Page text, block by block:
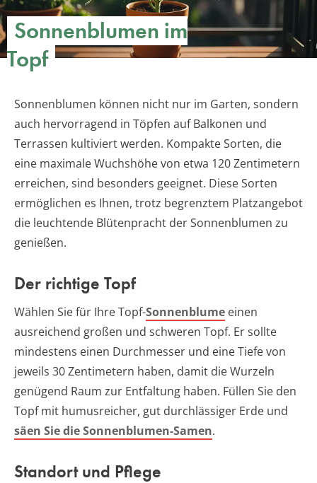
Sonnenblumen im
Topf
Sonnenblumen können nicht nur im Garten, sondern
auch hervorragend in Töpfen auf Balkonen und
Terrassen kultiviert werden. Kompakte Sorten, die
eine maximale Wuchshöhe von etwa 120 Zentimetern
erreichen, sind besonders geeignet. Diese Sorten
ermöglichen es Ihnen, trotz begrenztem Platzangebot
die leuchtende Blütenpracht der Sonnenblumen zu
genießen.
Der richtige Topf
Wählen Sie für Ihre Topf-Sonnenblume einen
ausreichend großen und schweren Topf. Er sollte
mindestens einen Durchmesser und eine Tiefe von
jeweils 30 Zentimetern haben, damit die Wurzeln
genügend Raum zur Entfaltung haben. Füllen Sie den
Topf mit humusreicher, gut durchlässiger Erde und
säen Sie die Sonnenblumen-Samen.
Standort und Pflege